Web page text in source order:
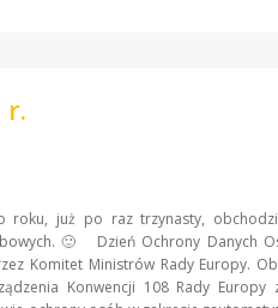
r.
roku, już po raz trzynasty,
🙂 Dzień Ochrony Danych
Komitet Ministrów Rady Europy.
Konwencji 108 Rady Europy